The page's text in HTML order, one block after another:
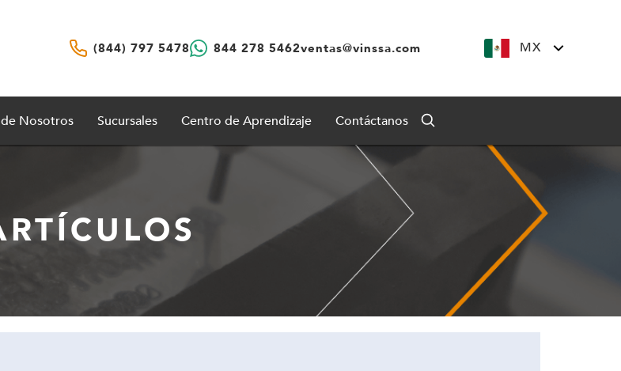
(844) 797 5478 844 278 5462ventas@vinssa.com MX
Nosotros Sucursales Centro de Aprendizaje Contáctanos